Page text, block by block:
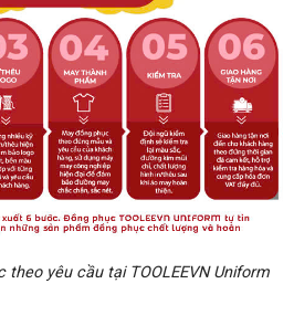
yêu cầu tại TOOLEEVN Uniform